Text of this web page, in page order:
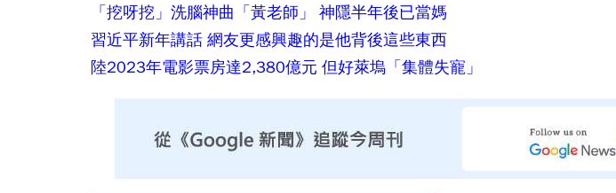
「挖呀挖」洗腦神曲「黃老師」 神隱半年後已當媽
習近平新年講話 網友更感興趣的是他背後這些東西
陸2023年電影票房達2,380億元 但好萊塢「集體失寵」